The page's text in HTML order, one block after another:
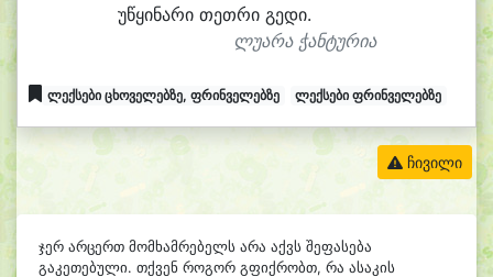
უწყინარი თეთრი გედი.
ლუარა ჭანტურია
ლექსები ცხოველებზე, ფრინველებზე ლექსები ფრინველებზე
ჩივილი
ჯერ არცერთ მომხამრებელს არა აქვს შეფასება
გაკეთებული. თქვენ როგორ გფიქრობთ, რა ასაკის